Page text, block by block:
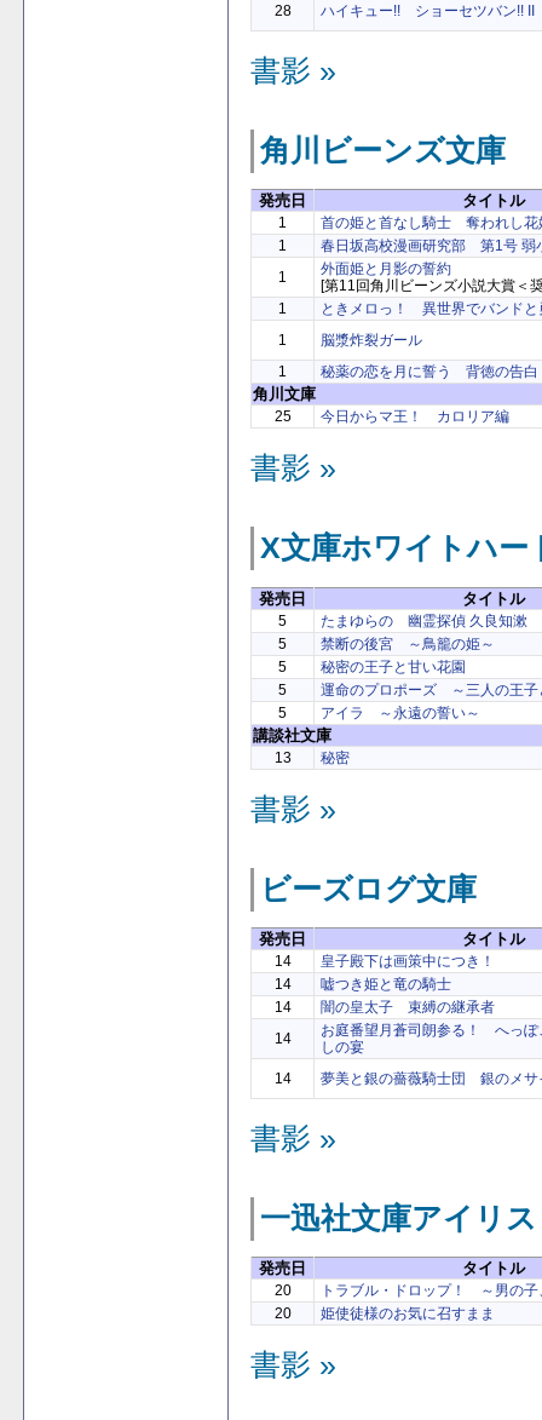
28 ハイキュー!! ショーセツバン!! II
書影 »
角川ビーンズ文庫
発売日 タイトル
1
首の姫と首なし騎士 奪われし花
1
春日坂高校漫画研究部 第1号 弱
1
外面姫と月影の誓約
[第11回角川ビーンズ小説大賞＜
1
ときメロっ！ 異世界でバンドと
1
脳漿炸裂ガール
1
秘薬の恋を月に誓う 背徳の告白
角川文庫
25 今日からマ王！ カロリア編
書影 »
X文庫ホワイトハー
発売日 タイトル
5
たまゆらの 幽霊探偵 久良知漱
5
禁断の後宮 ～鳥籠の姫～
5
秘密の王子と甘い花園
5
運命のプロポーズ ～三人の王子
5
アイラ ～永遠の誓い～
講談社文庫
13 秘密
書影 »
ビーズログ文庫
発売日 タイトル
14
皇子殿下は画策中につき！
14
嘘つき姫と竜の騎士
14
闇の皇太子 束縛の継承者
14
お庭番望月蒼司朗参る！ へっぽ
しの宴
14
夢美と銀の薔薇騎士団 銀のメサ
書影 »
一迅社文庫アイリス
発売日 タイトル
20
トラブル・ドロップ！ ～男の子
20
姫使徒様のお気に召すまま
書影 »